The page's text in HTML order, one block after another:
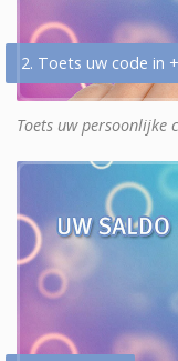
2. Toets uw code in +
Toets uw persoonlijke